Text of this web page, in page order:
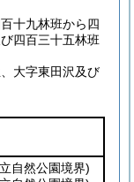
十九林班から四
四百三十五林班
大字東田沢及び
自然公園境界)